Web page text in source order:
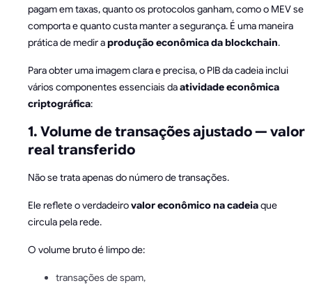
pagam em taxas, quanto os protocolos ganham, como o MEV se
comporta e quanto custa manter a segurança. É uma maneira
prática de medir aprodução econômica da blockchain.
Para obter uma imagem clara e precisa, o PIB da cadeia inclui
vários componentes essenciais daatividade econômica
criptográfica:
1. Volume de transações ajustado — valor
real transferido
Não se trata apenas do número de transações.
Ele reflete o verdadeirovalor econômico na cadeiaque
circula pela rede.
O volume bruto é limpo de:
transações de spam,